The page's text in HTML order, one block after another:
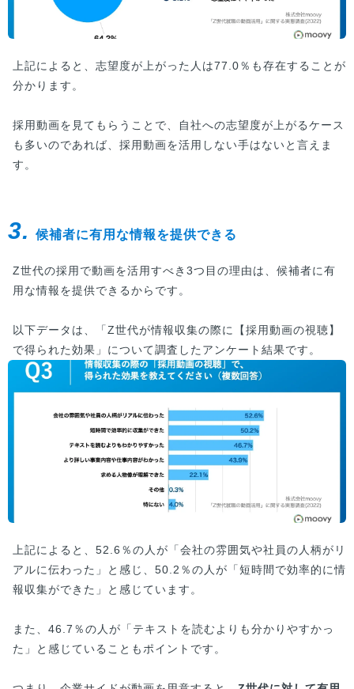
上記によると、志望度が上がった人は77.0％も存在することが
分かります。
採用動画を見てもらうことで、自社への志望度が上がるケース
も多いのであれば、採用動画を活用しない手はないと言えま
す。
3. 候補者に有用な情報を提供できる
Z世代の採用で動画を活用すべき3つ目の理由は、候補者に有
用な情報を提供できるからです。
以下データは、「Z世代が情報収集の際に【採用動画の視聴】
で得られた効果」について調査したアンケート結果です。
上記によると、52.6％の人が「会社の雰囲気や社員の人柄がリ
アルに伝わった」と感じ、50.2％の人が「短時間で効率的に情
報収集ができた」と感じています。
また、46.7％の人が「テキストを読むよりも分かりやすかっ
た」と感じていることもポイントです。